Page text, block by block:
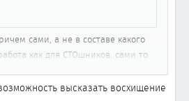
сами, а не в составе какого
как для СТОшников. сами то
высказать восхищение